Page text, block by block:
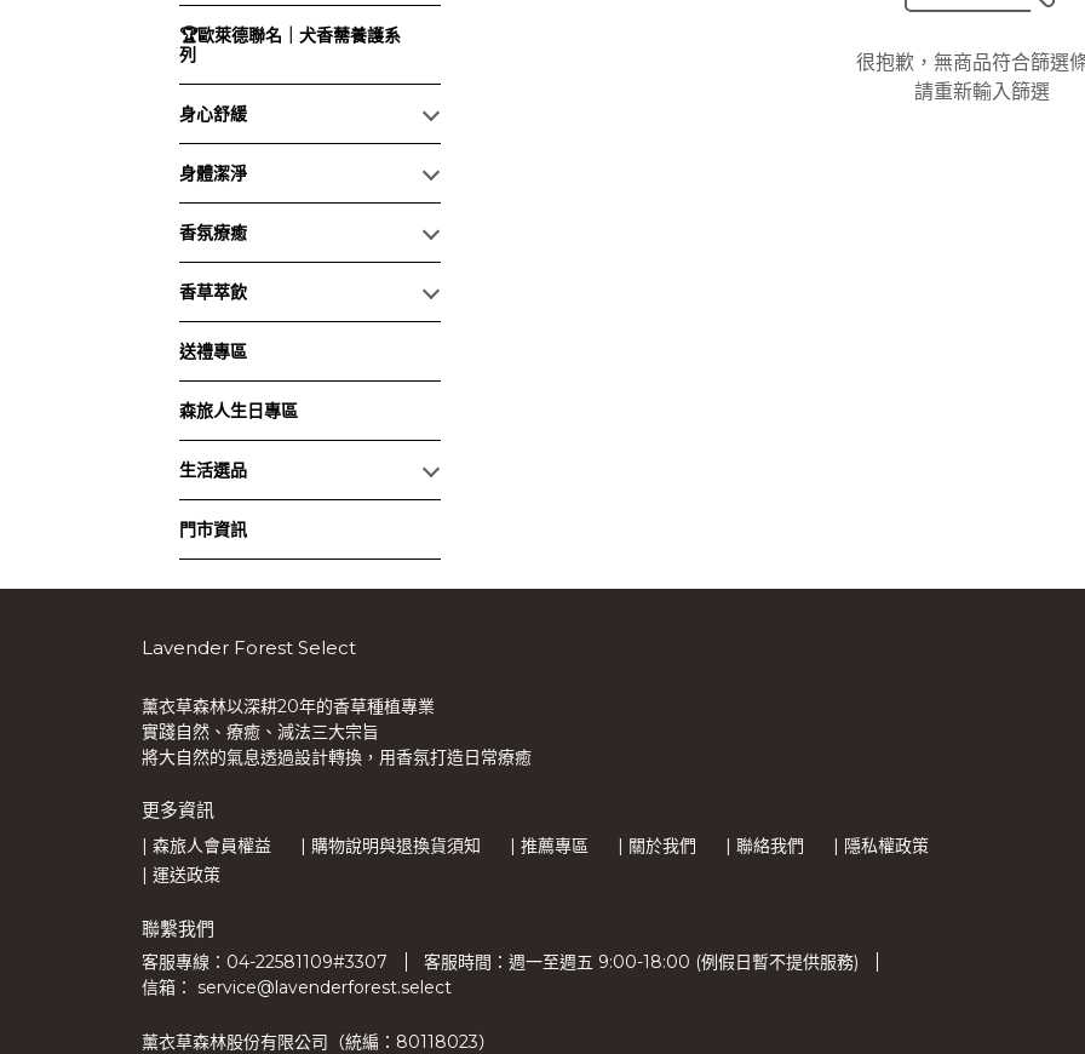
🏆歐萊德聯名｜犬香薷養護系
列
身心舒緩
身體潔淨
香氛療癒
香草萃飲
送禮專區
森旅人生日專區
生活選品
門市資訊
很抱歉，無商品符合篩選
請重新輸入篩選
Lavender Forest Select
薰衣草森林以深耕20年的香草種植專業
實踐自然、療癒、減法三大宗旨
將大自然的氣息透過設計轉換，用香氛打造日常療癒
更多資訊
| 森旅人會員權益 | 購物說明與退換貨須知 | 推薦專區 | 關於我們 | 聯絡我們
| 隱私權政策
| 運送政策
聯繫我們
客服專線：04-22581109#3307
客服時間：週一至週五 9:00-18:00 (例假日暫不提供服務)
信箱： service@lavenderforest.select
薰衣草森林股份有限公司（統編：80118023）